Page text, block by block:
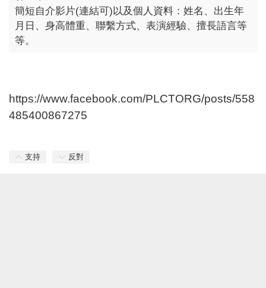
簡短自介影片(連結可)以及個人資料：姓名、出生年
月日、身高體重、聯繫方式、表演經驗、擅長語言等
等。
https://www.facebook.com/PLCTORG/posts/558
485400867275
支持 反對